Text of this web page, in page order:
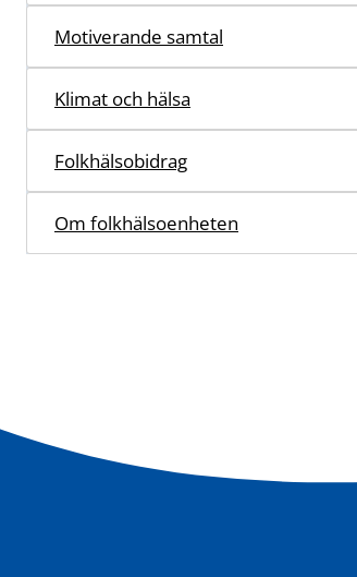
Motiverande samtal
Klimat och hälsa
Folkhälsobidrag
Om folkhälsoenheten